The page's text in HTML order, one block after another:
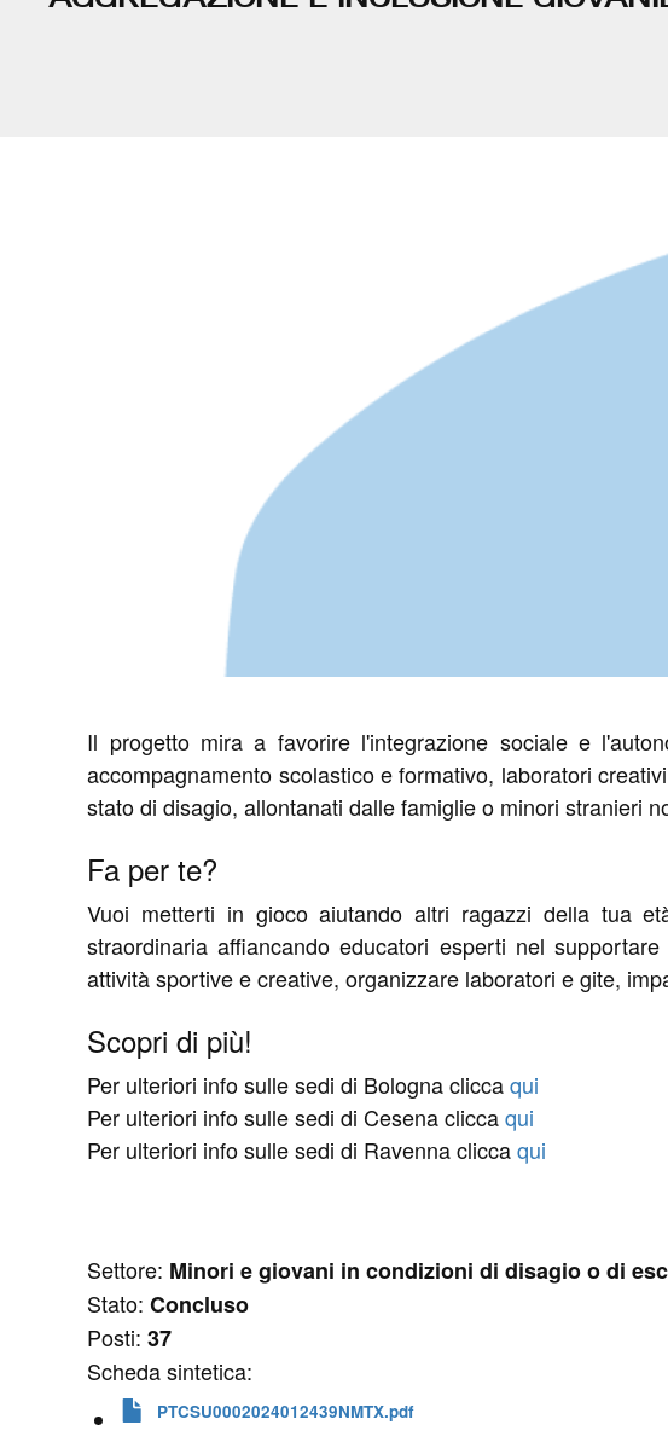
Il progetto mira a favorire l'integrazione sociale e
accompagnamento scolastico e formativo, laboratori
stato di disagio, allontanati dalle famiglie o minori stranieri
Fa per te?
Vuoi metterti in gioco aiutando altri ragazzi della tua
straordinaria affiancando educatori esperti nel
attività sportive e creative, organizzare laboratori e gite,
Scopri di più!
Per ulteriori info sulle sedi di Bologna cliccaqui
Per ulteriori info sulle sedi di Cesena cliccaqui
Per ulteriori info sulle sedi di Ravenna cliccaqui
Settore: Minori e giovani in condizioni di disagio o di
Stato:Concluso
Posti:37
Scheda sintetica:
PTCSU0002024012439NMTX.pdf